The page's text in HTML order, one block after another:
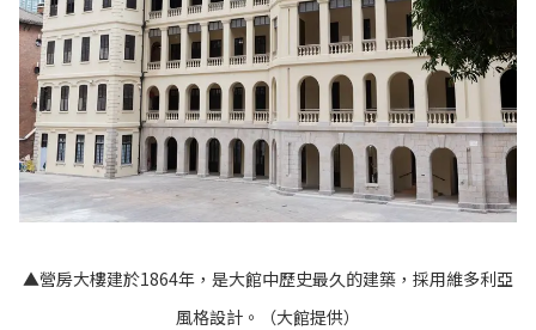
▲營房大樓建於1864年，是大館中歷史最久的建築，採用維多利亞
風格設計。（大館提供）